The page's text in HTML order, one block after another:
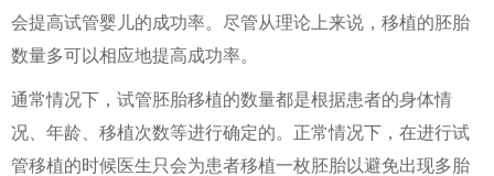
会提高试管婴儿的成功率。尽管从理论上来说，移植的胚胎
数量多可以相应地提高成功率。
通常情况下，试管胚胎移植的数量都是根据患者的身体情
况、年龄、移植次数等进行确定的。正常情况下，在进行试
管移植的时候医生只会为患者移植一枚胚胎以避免出现多胎